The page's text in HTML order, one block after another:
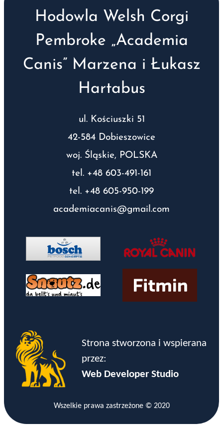
Hodowla Welsh Corgi
Pembroke „Academia
Canis” Marzena i Łukasz
Hartabus
ul. Kościuszki 51
42-584 Dobieszowice
woj. Śląskie, POLSKA
tel. +48 603-491-161
tel. +48 605-950-199
academiacanis@gmail.com
Strona stworzona i wspierana
przez:
Web Developer Studio
Wszelkie prawa zastrzeżone © 2020